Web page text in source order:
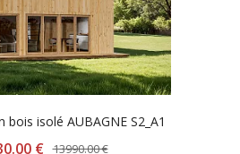
bois isolé AUBAGNE S2_A1
€ 13990.00 €